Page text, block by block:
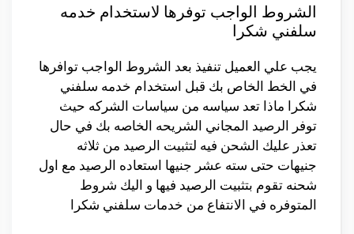
الشروط الواجب توفرها لاستخدام خدمه
سلفني شكرا
يجب علي العميل تنفيذ بعد الشروط الواجب توافرها
في الخط الخاص بك قبل استخدام خدمه سلفني
شكرا ماذا تعد سياسه من سياسات الشركه حيث
توفر الرصيد المجاني الشريحه الخاصه بك في حال
تعذر عليك الشحن فيه لتثبيت الرصيد من ثلاثه
جنيهات حتى سته عشر جنيها استعاده الرصيد مع اول
شحنه تقوم بتثبيت الرصيد فيها و اليك شروط
المتوفره في الانتفاع من خدمات سلفني شكرا